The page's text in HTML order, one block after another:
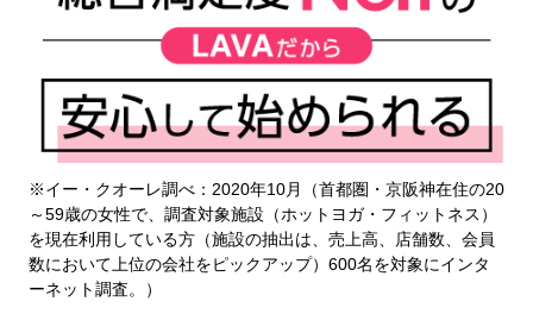
※イー・クオーレ調べ：2020年10月（首都圏・京阪神在住の20
～59歳の女性で、調査対象施設（ホットヨガ・フィットネス）
を現在利用している方（施設の抽出は、売上高、店舗数、会員
数において上位の会社をピックアップ）600名を対象にインタ
ーネット調査。）